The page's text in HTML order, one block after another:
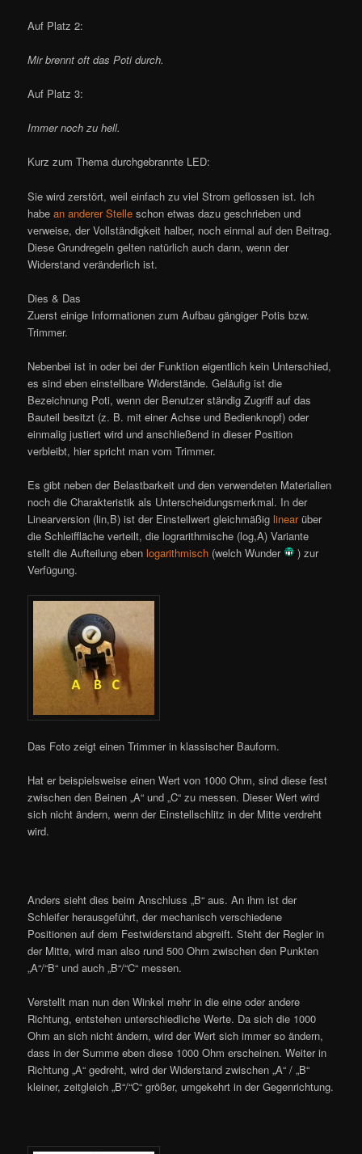
Auf Platz 2:
Mir brennt oft das Poti durch.
Auf Platz 3:
Immer noch zu hell.
Kurz zum Thema durchgebrannte LED:
Sie wird zerstört, weil einfach zu viel Strom geflossen ist. Ich
habe an anderer Stelle schon etwas dazu geschrieben und
verweise, der Vollständigkeit halber, noch einmal auf den Beitrag.
Diese Grundregeln gelten natürlich auch dann, wenn der
Widerstand veränderlich ist.
Dies & Das
Zuerst einige Informationen zum Aufbau gängiger Potis bzw.
Trimmer.
Nebenbei ist in oder bei der Funktion eigentlich kein Unterschied,
es sind eben einstellbare Widerstände. Geläufig ist die
Bezeichnung Poti, wenn der Benutzer ständig Zugriff auf das
Bauteil besitzt (z. B. mit einer Achse und Bedienknopf) oder
einmalig justiert wird und anschließend in dieser Position
verbleibt, hier spricht man vom Trimmer.
Es gibt neben der Belastbarkeit und den verwendeten Materialien
noch die Charakteristik als Unterscheidungsmerkmal. In der
Linearversion (lin,B) ist der Einstellwert gleichmäßiglinearüber
die Schleiffläche verteilt, die lograrithmische (log,A) Variante
stellt die Aufteilung eben logarithmisch (welch Wunder
) zur
Verfügung.
Das Foto zeigt einen Trimmer in klassischer Bauform.
Hat er beispielsweise einen Wert von 1000 Ohm, sind diese fest
zwischen den Beinen „A“ und „C“ zu messen. Dieser Wert wird
sich nicht ändern, wenn der Einstellschlitz in der Mitte verdreht
wird.
Anders sieht dies beim Anschluss „B“ aus. An ihm ist der
Schleifer herausgeführt, der mechanisch verschiedene
Positionen auf dem Festwiderstand abgreift. Steht der Regler in
der Mitte, wird man also rund 500 Ohm zwischen den Punkten
„A“/“B“ und auch „B“/“C“ messen.
Verstellt man nun den Winkel mehr in die eine oder andere
Richtung, entstehen unterschiedliche Werte. Da sich die 1000
Ohm an sich nicht ändern, wird der Wert sich immer so ändern,
dass in der Summe eben diese 1000 Ohm erscheinen. Weiter in
Richtung „A“ gedreht, wird der Widerstand zwischen „A“ / „B“
kleiner, zeitgleich „B“/“C“ größer, umgekehrt in der Gegenrichtung.